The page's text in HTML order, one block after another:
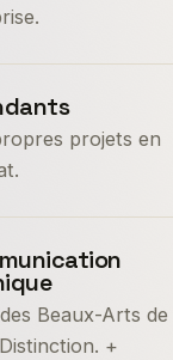
projets en
Beaux-Arts de
+